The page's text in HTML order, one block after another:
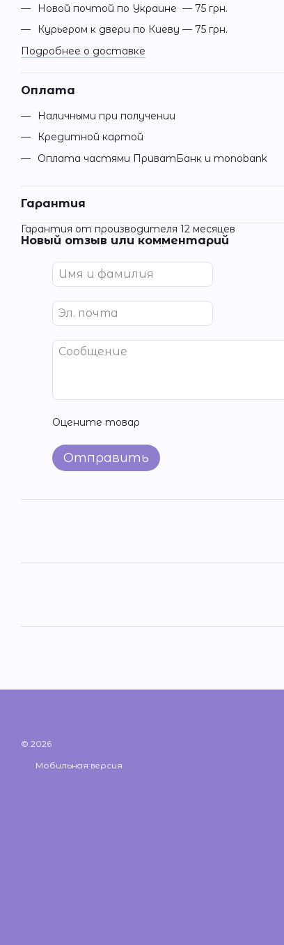
Новой почтой по Украине — 75 грн.
Курьером к двери по Киеву — 75 грн.
Подробнее о доставке
Оплата
Наличными при получении
Кредитной картой
Оплата частями ПриватБанк и monobank
Гарантия
Гарантия от производителя 12 месяцев
Новый отзыв или комментарий
Оцените товар
Отправить
© 2026
Мобильная версия